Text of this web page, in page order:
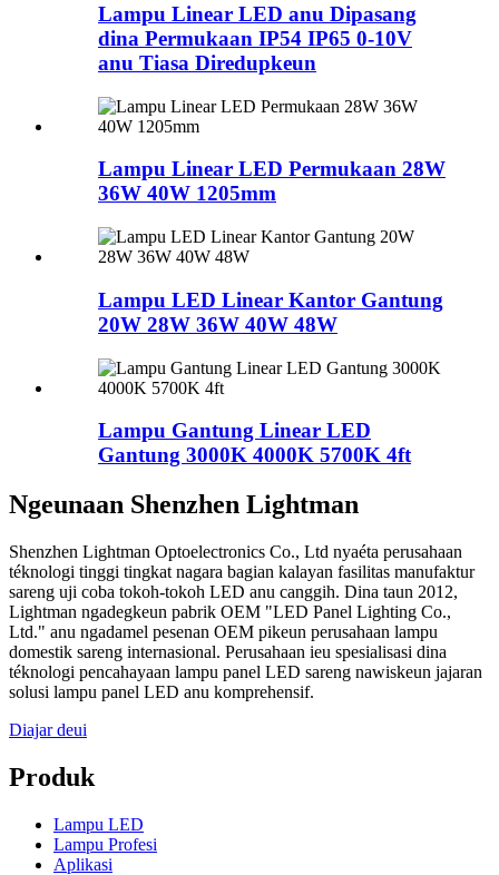
Lampu Linear LED anu Dipasang
dina Permukaan IP54 IP65 0-10V
anu Tiasa Diredupkeun
Lampu Linear LED Permukaan 28W
36W 40W 1205mm
Lampu LED Linear Kantor Gantung
20W 28W 36W 40W 48W
Lampu Gantung Linear LED
Gantung 3000K 4000K 5700K 4ft
Ngeunaan Shenzhen Lightman
Shenzhen Lightman Optoelectronics Co., Ltd nyaéta perusahaan
téknologi tinggi tingkat nagara bagian kalayan fasilitas manufaktur
sareng uji coba tokoh-tokoh LED anu canggih. Dina taun 2012,
Lightman ngadegkeun pabrik OEM "LED Panel Lighting Co.,
Ltd." anu ngadamel pesenan OEM pikeun perusahaan lampu
domestik sareng internasional. Perusahaan ieu spesialisasi dina
téknologi pencahayaan lampu panel LED sareng nawiskeun jajaran
solusi lampu panel LED anu komprehensif.
Diajar deui
Produk
Lampu LED
Lampu Profesi
Aplikasi